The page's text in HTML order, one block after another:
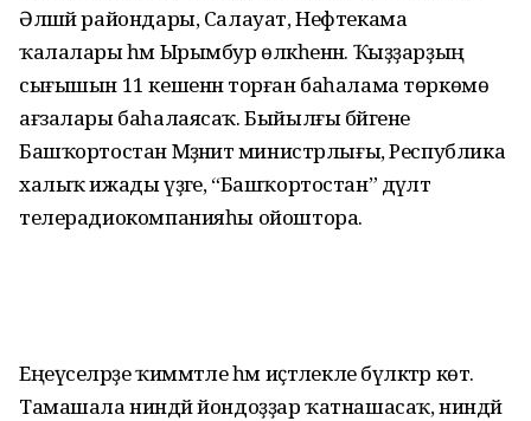
Әлшәй райондары, Салауат, Нефтекама
ҡалалары һәм Ырымбур өлкәһенән. Ҡыҙҙарҙың
сығышын 11 кешенән торған баһалама төркөмө
ағзалары баһалаясаҡ. Быйылғы бәйгене
Башҡортостан Мәҙәниәт министрлығы, Республика
халыҡ ижады үҙәге, “Башҡортостан” дәүләт
телерадиокомпанияһы ойоштора.
Еңеүселәрҙе ҡиммәтле һәм иҫтәлекле бүләктәр көтә.
Тамашала ниндәй йондоҙҙар ҡатнашасаҡ, ниндәй